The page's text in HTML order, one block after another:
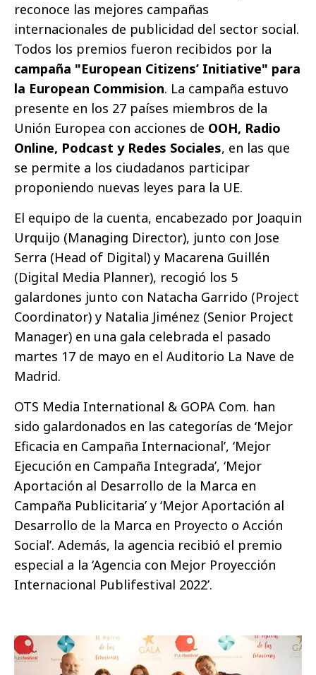
reconoce las mejores campañas
internacionales de publicidad del sector social.
Todos los premios fueron recibidos por la
campaña "European Citizens’ Initiative" para
la European Commision. La campaña estuvo
presente en los 27 países miembros de la
Unión Europea con acciones de OOH, Radio
Online, Podcast y Redes Sociales, en las que
se permite a los ciudadanos participar
proponiendo nuevas leyes para la UE.
El equipo de la cuenta, encabezado por Joaquin
Urquijo (Managing Director), junto con Jose
Serra (Head of Digital) y Macarena Guillén
(Digital Media Planner), recogió los 5
galardones junto con Natacha Garrido (Project
Coordinator) y Natalia Jiménez (Senior Project
Manager) en una gala celebrada el pasado
martes 17 de mayo en el Auditorio La Nave de
Madrid.
OTS Media International & GOPA Com. han
sido galardonados en las categorías de ‘Mejor
Eficacia en Campaña Internacional’, ‘Mejor
Ejecución en Campaña Integrada’, ‘Mejor
Aportación al Desarrollo de la Marca en
Campaña Publicitaria’ y ‘Mejor Aportación al
Desarrollo de la Marca en Proyecto o Acción
Social’. Además, la agencia recibió el premio
especial a la ‘Agencia con Mejor Proyección
Internacional Publifestival 2022’.